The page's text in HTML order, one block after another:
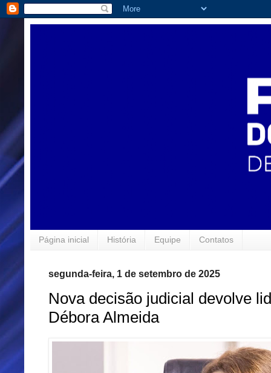
Página inicial História Equipe Contatos
segunda-feira, 1 de setembro de 2025
Nova decisão judicial devolve
Débora Almeida